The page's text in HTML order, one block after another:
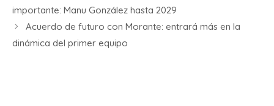
importante: Manu González hasta 2029
Acuerdo de futuro con Morante: entrará más en la
dinámica del primer equipo